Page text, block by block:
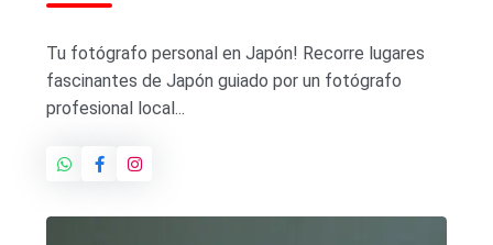
Tu fotógrafo personal en Japón! Recorre lugares
fascinantes de Japón guiado por un fotógrafo
profesional local...